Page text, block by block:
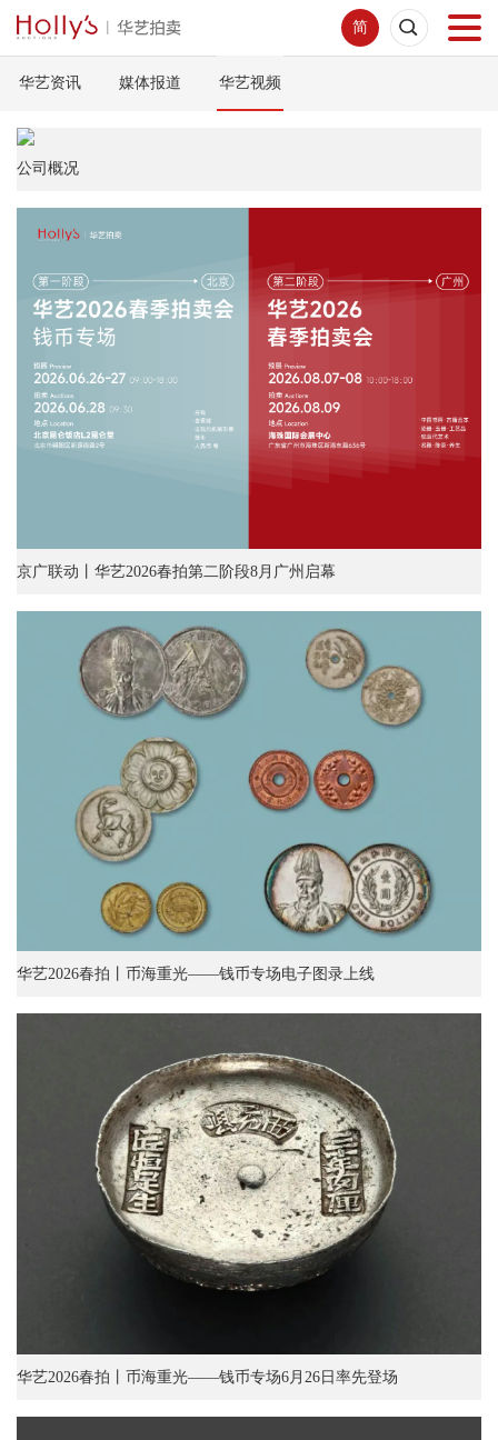
简
首页
网络拍卖
服务指南
新闻中心
华艺资讯 媒体报道 华艺视频
公司概况
京广联动丨华艺2026春拍第二阶段8月广州启幕
华艺2026春拍丨币海重光——钱币专场电子图录上线
华艺2026春拍丨币海重光——钱币专场6月26日率先登场